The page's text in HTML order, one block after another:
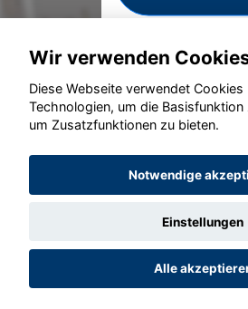
© konjunkturmotor.de
Wir verwenden
Diese Webseite verwendet Cookies
Technologien, um die
um Zusatzfunktionen zu bieten.
Notwendige
Einstellungen
Alle